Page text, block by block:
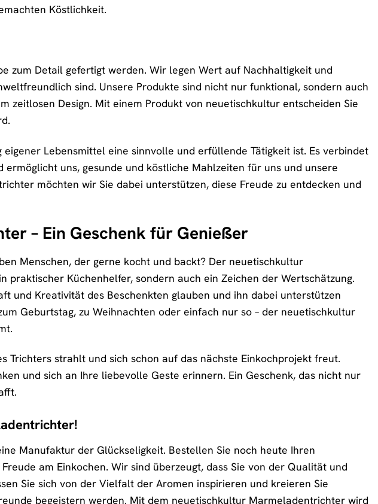
Köstlichkeit.
zum Detail gefertigt werden. Wir legen Wert auf Nachhaltigkeit und
sind. Unsere Produkte sind nicht nur funktional, sondern auch
zeitlosen Design. Mit einem Produkt von neuetischkultur entscheiden Sie
Lebensmittel eine sinnvolle und erfüllende Tätigkeit ist. Es verbindet
uns, gesunde und köstliche Mahlzeiten für uns und unsere
möchten wir Sie dabei unterstützen, diese Freude zu entdecken und
– Ein Geschenk für Genießer
Menschen, der gerne kocht und backt? Der neuetischkultur
Küchenhelfer, sondern auch ein Zeichen der Wertschätzung.
und Kreativität des Beschenkten glauben und ihn dabei unterstützen
Geburtstag, zu Weihnachten oder einfach nur so – der neuetischkultur
Trichters strahlt und sich schon auf das nächste Einkochprojekt freut.
und sich an Ihre liebevolle Geste erinnern. Ein Geschenk, das nicht nur
Manufaktur der Glückseligkeit. Bestellen Sie noch heute Ihren
am Einkochen. Wir sind überzeugt, dass Sie von der Qualität und
Sie sich von der Vielfalt der Aromen inspirieren und kreieren Sie
begeistern werden. Mit dem neuetischkultur Marmeladentrichter wird